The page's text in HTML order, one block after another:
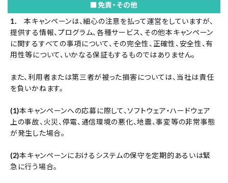
■免責・その他
1. 本キャンペーンは、細心の注意を払って運営をしていますが、
提供する情報、プログラム、各種サービス、その他本キャンペーン
に関するすべての事項について、その完全性、正確性、安全性、有
用性等について、いかなる保証もするものではありません。
また、利用者または第三者が被った損害については、当社は責任
を負いかねます。
(1)本キャンペーンへの応募に際して、ソフトウェア・ハードウェア
上の事故、火災、停電、通信環境の悪化、地震、事変等の非常事態
が発生した場合。
(2)本キャンペーンにおけるシステムの保守を定期的あるいは緊
急に行う場合。